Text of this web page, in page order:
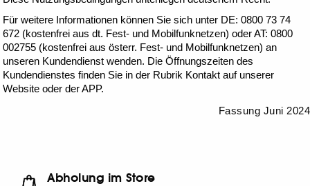
Für weitere Informationen können Sie sich unter DE: 0800 73 74
672 (kostenfrei aus dt. Fest- und Mobilfunknetzen) oder AT: 0800
002755 (kostenfrei aus österr. Fest- und Mobilfunknetzen) an
unseren Kundendienst wenden. Die Öffnungszeiten des
Kundendienstes finden Sie in der Rubrik Kontakt auf unserer
Website oder der APP.
Fassung Juni 2024
Abholung im Store